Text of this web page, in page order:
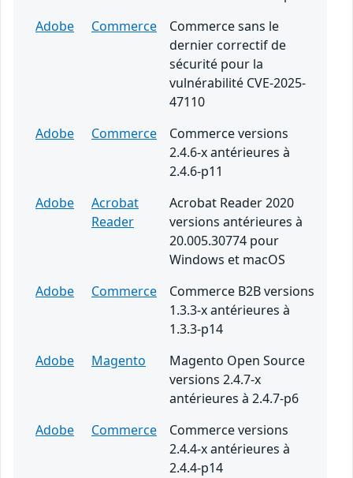
Adobe
Commerce
Commerce sans le
dernier correctif de
sécurité pour la
vulnérabilité CVE-2025-
47110
Adobe
Commerce
Commerce versions
2.4.6-x antérieures à
2.4.6-p11
Adobe
Acrobat
Reader
Acrobat Reader 2020
versions antérieures à
20.005.30774 pour
Windows et macOS
Adobe
Commerce
Commerce B2B versions
1.3.3-x antérieures à
1.3.3-p14
Adobe
Magento
Magento Open Source
versions 2.4.7-x
antérieures à 2.4.7-p6
Adobe
Commerce
Commerce versions
2.4.4-x antérieures à
2.4.4-p14